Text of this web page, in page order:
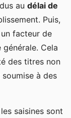
au délai de
Puis,
facteur de
Cela
des titres non
à des
saisines sont